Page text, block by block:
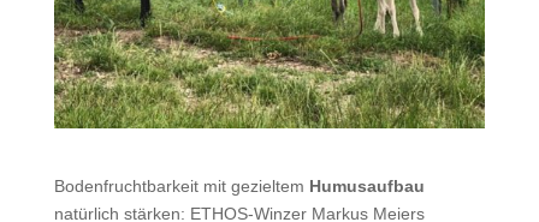
Bodenfruchtbarkeit mit gezieltem Humusaufbau
natürlich stärken: ETHOS-Winzer Markus Meiers